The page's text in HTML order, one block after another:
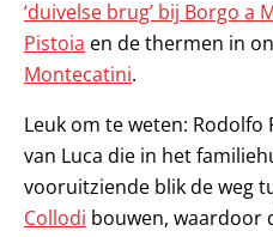
‘duivelse brug’ bij Borgo a
Pistoia en de thermen in
Montecatini.
Leuk om te weten:
van Luca die in het
vooruitziende blik de weg
Collodi bouwen, waardoor